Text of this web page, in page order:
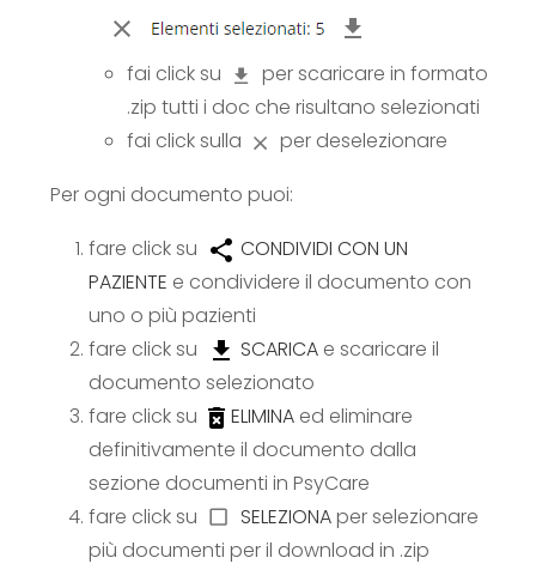
fai click su
per scaricare in formato
.zip tutti i doc che risultano selezionati
fai click sulla
per deselezionare
Per ogni documento puoi:
fare click su
CONDIVIDI CON UN
PAZIENTE e condividere il documento con
uno o più pazienti
fare click su
SCARICA e scaricare il
documento selezionato
fare click su
ELIMINA ed eliminare
definitivamente il documento dalla
sezione documenti in PsyCare
fare click su
SELEZIONAper selezionare
più documenti per il download in .zip